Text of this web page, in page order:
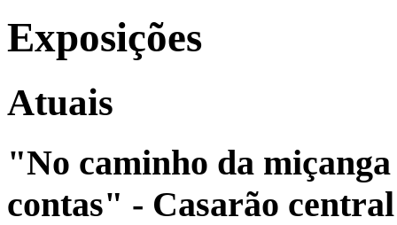
Exposições
Atuais
"No caminho da
contas" - Casarão central